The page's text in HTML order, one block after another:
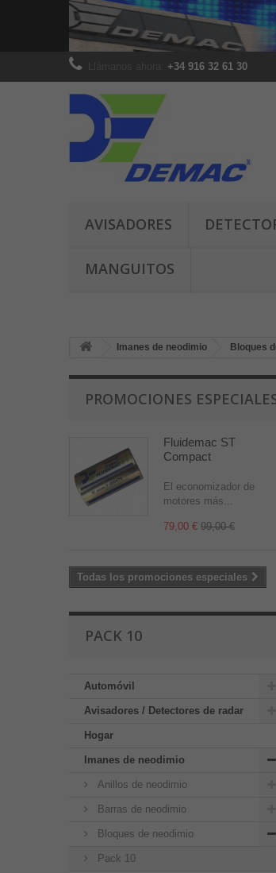
+34 916 32 61 30
AVISADORES
MANGUITOS
Imanes de neodimio Bloques
PROMOCIONES
Fluidemac ST
Compact
El economizador de
motores más...
79,00 € 99,00 €
Todas los promociones especiales
PACK 10
Automóvil
Avisadores / Detectores de radar
Hogar
Imanes de neodimio
Anillos de neodimio
Barras de neodimio
Bloques de neodimio
Pack 10